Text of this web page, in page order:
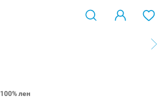
100% лен